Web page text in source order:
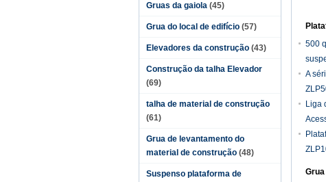
Gruas da gaiola (45)
Grua do local de edifício (57)
Elevadores da construção (43)
Construção da talha Elevador
(69)
talha de material de construção
(61)
Grua de levantamento do
material de construção (48)
Suspenso plataforma de
500
A
Liga